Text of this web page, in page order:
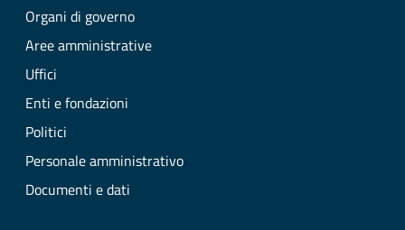
Organi di governo
Aree amministrative
Uffici
Enti e fondazioni
Politici
Personale amministrativo
Documenti e dati